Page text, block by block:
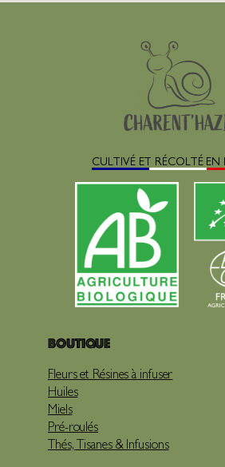
CULTIVÉ ET RÉCOLTÉ EN
Boutique
Fleurs et Résines à infuser
Huiles
Miels
Pré-roulés
Thés, Tisanes & Infusions